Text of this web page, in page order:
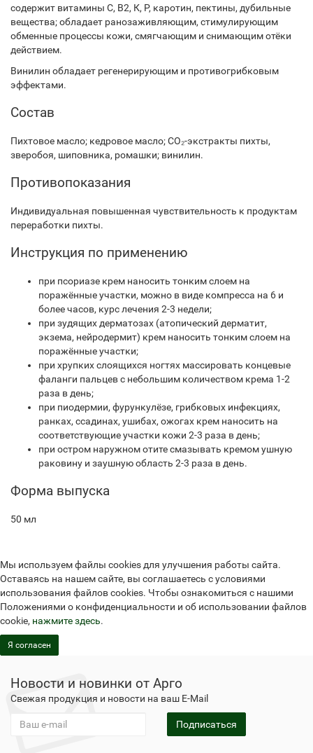
содержит витамины С, В2, К, Р, каротин, пектины, дубильные
вещества; обладает ранозаживляющим, стимулирующим
обменные процессы кожи, смягчающим и снимающим отёки
действием.
Винилин обладает регенерирующим и противогрибковым
эффектами.
Состав
Пихтовое масло; кедровое масло;CO₂-экстракты пихты,
зверобоя, шиповника, ромашки; винилин.
Противопоказания
Индивидуальная повышенная чувствительность к продуктам
переработки пихты.
Инструкция по применению
при псориазе крем наносить тонким слоем на
поражённые участки, можно в виде компресса на 6 и
более часов, курс лечения 2-3 недели;
при зудящих дерматозах (атопический дерматит,
экзема, нейродермит) крем наносить тонким слоем на
поражённые участки;
при хрупких слоящихся ногтях массировать концевые
фаланги пальцев с небольшим количеством крема 1-2
раза в день;
при пиодермии, фурункулёзе, грибковых инфекциях,
ранках, ссадинах, ушибах, ожогах крем наносить на
соответствующие участки кожи 2-3 раза в день;
при остром наружном отите смазывать кремом ушную
раковину и заушную область 2-3 раза в день.
Форма выпуска
50 мл
Мы используем файлы cookies для улучшения работы сайта.
Оставаясь на нашем сайте, вы соглашаетесь с условиями
использования файлов cookies. Чтобы ознакомиться с нашими
Положениями о конфиденциальности и об использовании файлов
cookie, нажмите здесь.
Я согласен
Новости и новинки от Арго
Свежая продукция и новости на ваш E-Mail
Подписаться